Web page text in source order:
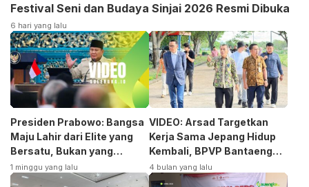
Festival Seni dan Budaya Sinjai 2026 Resmi Dibuka
6 hari yang lalu
Presiden Prabowo: Bangsa
Maju Lahir dari Elite yang
Bersatu, Bukan yang
Terpecah
1 minggu yang lalu
VIDEO: Arsad Targetkan
Kerja Sama Jepang Hidup
Kembali, BPVP Bantaeng
Siap Bangkitkan Jurusan
Otomotif
4 bulan yang lalu